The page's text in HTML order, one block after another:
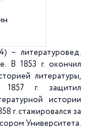
– литературовед.
В 1853 г. окончил
литературы,
1857 г. защитил
истории
г. стажировался за
Университета.